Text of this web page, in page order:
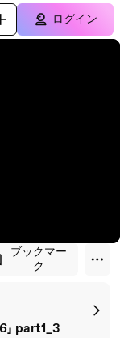
ログイン
ブックマー
ク
part1_3